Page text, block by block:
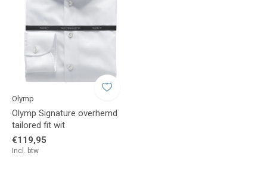
Olymp
Olymp Signature overhemd
tailored fit wit
€119,95
Incl. btw